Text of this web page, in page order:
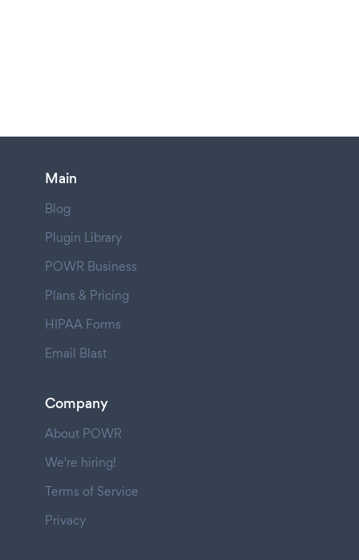
Main
Blog
Plugin Library
POWR Business
Plans & Pricing
HIPAA Forms
Email Blast
Company
About POWR
We're hiring!
Terms of Service
Privacy